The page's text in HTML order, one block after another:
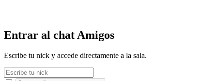
Entrar al chat Amigos
Escribe tu nick y accede directamente a la sala.